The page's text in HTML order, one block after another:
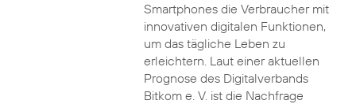
Smartphones die Verbraucher mit
innovativen digitalen Funktionen,
um das tägliche Leben zu
erleichtern. Laut einer aktuellen
Prognose des Digitalverbands
Bitkom e. V. ist die Nachfrage